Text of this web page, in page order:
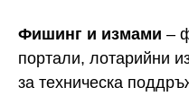
Фишинг и измами –
портали, лотарийни
за техническа